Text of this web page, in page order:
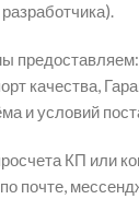
качества,
и условий
КП или
почте,